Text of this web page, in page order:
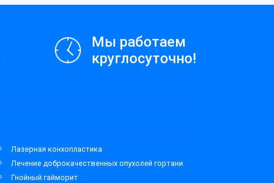
Мы работаем
круглосуточно!
Лазерная конхопластика
Лечение доброкачественных опухолей гортани
Гнойный гайморит